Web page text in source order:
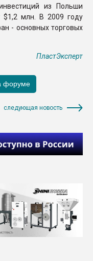
из Польши
$1,2 млн. В 2009 году
- основных торговых
ПластЭксперт
следующая новость